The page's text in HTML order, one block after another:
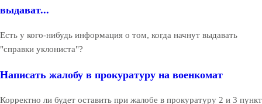
выдават...
Есть у кого-нибудь информация о том, когда начнут выдавать
"справки уклониста"?
Написать жалобу в прокуратуру на военкомат
Корректно ли будет оставить при жалобе в прокуратуру 2 и 3 пункт